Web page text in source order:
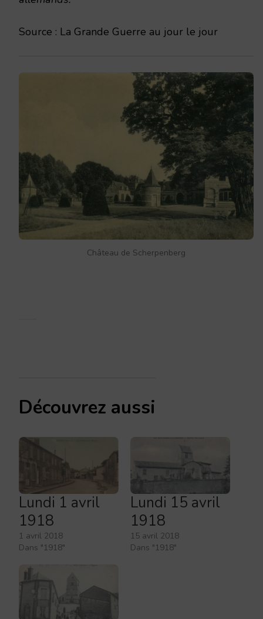
Source : La Grande Guerre au jour le jour
Château de Scherpenberg
Découvrez aussi
Lundi 1 avril
1918
1 avril 2018
Dans "1918"
Lundi 15 avril
1918
15 avril 2018
Dans "1918"